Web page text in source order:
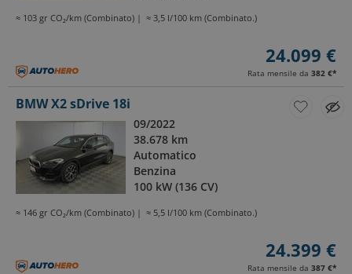
≈ 103 gr CO₂/km (Combinato) ≈ 3,5 l/100 km (Combinato.)
24.099 €
Rata mensile da 382 €*
BMW X2 sDrive 18i
09/2022
38.678 km
Automatico
Benzina
100 kW (136 CV)
≈ 146 gr CO₂/km (Combinato) ≈ 5,5 l/100 km (Combinato.)
24.399 €
Rata mensile da 387 €*